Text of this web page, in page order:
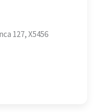
127, X5456